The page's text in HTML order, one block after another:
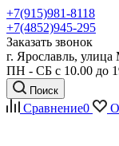
+7(915)981-8118
+7(4852)945-295
Заказать звонок
г. Ярославль, улица
ПН - СБ с 10.00 до
Поиск
Сравнение0